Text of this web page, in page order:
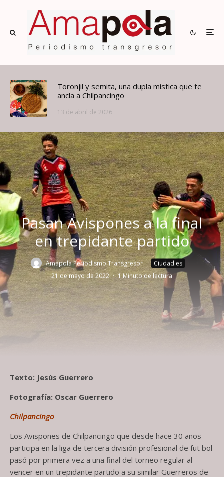
Toronjil y semita, una dupla mística que te
ancla a Chilpancingo
13 de abril de 2026
Pasan Avispones a la final
en trepidante partido
Amapola Periodismo Transgresor · Ciudad.es
·
21 de mayo de 2022 · 1 Minuto de lectura
Texto: Jesús Guerrero
Fotografía: Oscar Guerrero
Chilpancingo
Los Avispones de Chilpancingo que desde hace 30 años
participa en la liga de tercera división profesional de fut bol
pasó por primera vez a una final del torneo regular al
vencer en un trepidante partido a su similar Guerreros de